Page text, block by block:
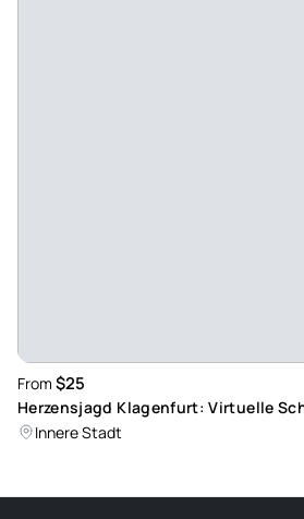
From $25
Herzensjagd Klagenfurt: Virtuelle
Innere Stadt